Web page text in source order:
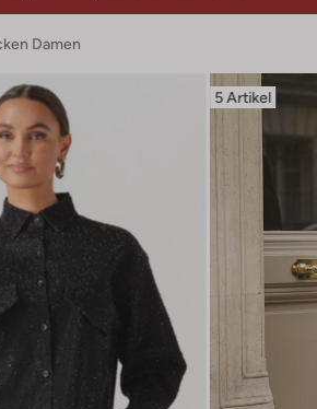
Damen
5 Artikel